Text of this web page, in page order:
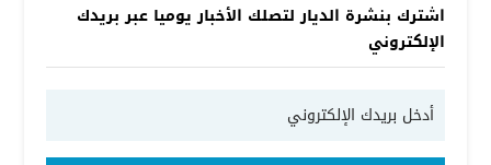
اشترك بنشرة الديار لتصلك الأخبار يوميا عبر بريدك
الإلكتروني